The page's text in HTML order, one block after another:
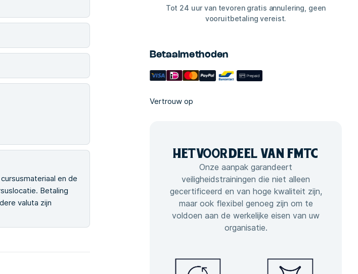
en de
Betaling
valuta zijn
Tot 24 uur van tevoren gratis annulering, geen
vooruitbetaling vereist.
Betaalmethoden
Vertrouw op
HETVOORDEEL VAN FMTC
Onze aanpak garandeert
veiligheidstrainingen die niet alleen
gecertificeerd en van hoge kwaliteit zijn,
maar ook flexibel genoeg zijn om te
voldoen aan de werkelijke eisen van uw
organisatie.